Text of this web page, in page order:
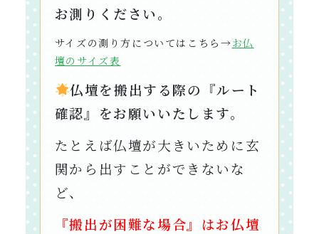
お測りください。
サイズの測り方についてはこちら→お仏
壇のサイズ表
仏壇を搬出する際の『ルート
確認』をお願いいたします。
たとえば仏壇が大きいために玄
関から出すことができないな
ど、
『搬出が困難な場合』はお仏壇